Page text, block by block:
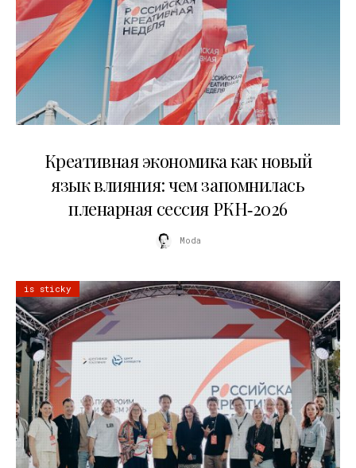
Креативная экономика как новый
язык влияния: чем запомнилась
пленарная сессия РКН‑2026
Moda
is sticky